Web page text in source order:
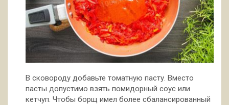
В сковороду добавьте томатную пасту. Вместо
пасты допустимо взять помидорный соус или
кетчуп. Чтобы борщ имел более сбалансированный